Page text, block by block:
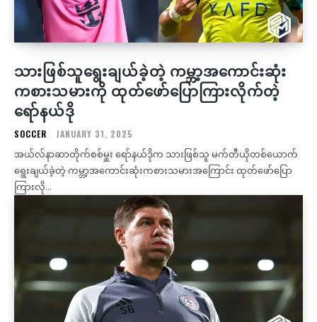
သားဖြစ်သူရွေးချယ်ခဲ့တဲ့ ကမ္ဘာ့အကောင်းဆုံး
ကစားသမားကို ထုတ်ဖော်ပြောကြားလိုက်တဲ့
ရော်နယ်ဒို
SOCCER JANUARY 31, 2025
အယ်လ်နာဆာတိုက်စစ်မှူး ရော်နယ်ဒိုက သားဖြစ်သူ မက်တီယိုတစ်ယောက်
ရွေးချယ်ခဲ့တဲ့ ကမ္ဘာ့အကောင်းဆုံးကစားသမားအကြောင်း ထုတ်ဖော်ပြော
ကြားလို...